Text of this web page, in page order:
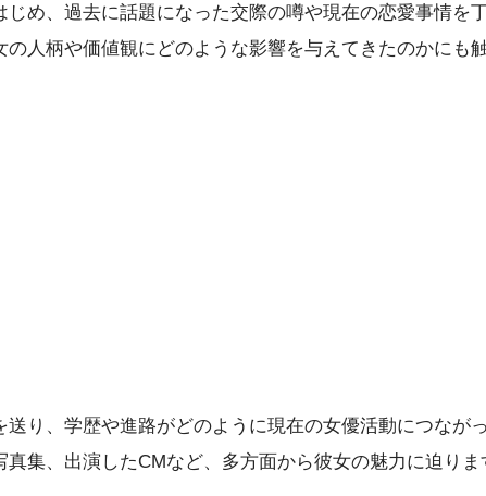
め、過去に話題になった交際の噂や現在の恋愛事情を
人柄や価値観にどのような影響を与えてきたのかにも
り、学歴や進路がどのように現在の女優活動につなが
集、出演したCMなど、多方面から彼女の魅力に迫りま